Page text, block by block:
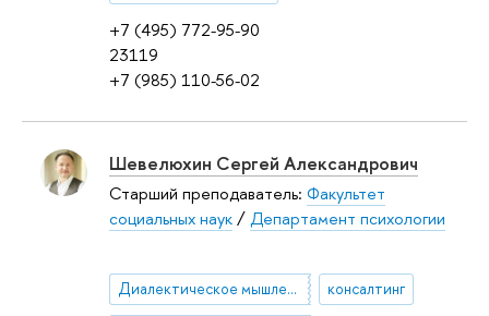
+7 (495) 772-95-90
23119
+7 (985) 110-56-02
Шевелюхин Сергей Александрович
Старший преподаватель: Факультет
социальных наук/Департамент психологии
Диалектическое мышление консалтинг